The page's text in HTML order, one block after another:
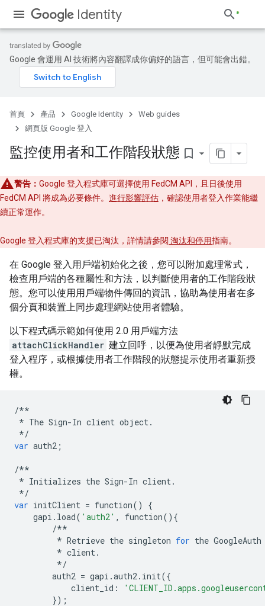
Identity
Google 會運用 AI 技術將內容翻譯成你偏好的語言，但可能會出錯。
首頁 產品 Google Identity
Web guides
網頁版 Google 登入
監控使用者和工作階段狀態 bookmark_border
警告： Google 登入程式庫可選擇使用 FedCM API，且日後使用
FedCM API 將成為必要條件。 進行影響評估 ，確認使用者登入作業能繼
續正常運作。
Google 登入程式庫的支援已淘汰，詳情請參閱 淘汰和停用指南。
在 Google 登入用戶端初始化之後，您可以附加處理常式，
檢查用戶端的各種屬性和方法，以判斷使用者的工作階段狀
態。您可以使用用戶端物件傳回的資訊，協助為使用者在多
個分頁和裝置上同步處理網站使用者體驗。
以下程式碼示範如何使用 2.0 用戶端方法
attachClickHandler 建立回呼，以便為使用者靜默完成
登入程序，或根據使用者工作階段的狀態提示使用者重新授
權。
/**
* The Sign-In client object.
*/
var auth2 ;
/**
* Initializes the Sign-In client.
*/
var initClient = function()
{
gapi . load( 'auth2' , function(){
/**
* Retrieve the singleton for the GoogleAuth
* client.
*/
auth2 = gapi .auth2. init({
client_id :
});